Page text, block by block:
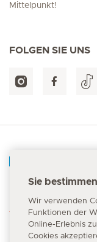
Mittelpunkt!
FOLGEN SIE UNS
144
Sie
Wir verwenden
Funktionen der
Online-Erlebnis
Cookies